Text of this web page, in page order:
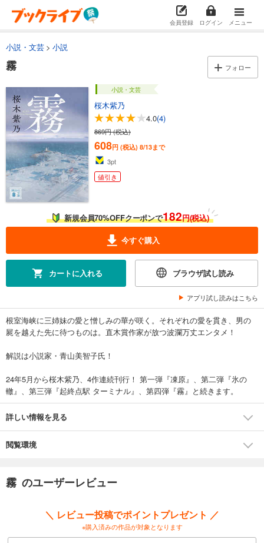
会員登録 ログイン メニュー
小説・文芸 小説
霧 フォロー
小説・文芸
桜木紫乃
4.0(4)
869円 (税込)
608円 (税込) 8/13まで
3pt
値引き
新規会員70%OFFクーポンで182円(税込)
今すぐ購入
カートに入れる ブラウザ試し読み
アプリ試し読みはこちら
根室海峡に三姉妹の愛と憎しみの華が咲く。それぞれの愛を貫き、男の
屍を越えた先に待つものは。直木賞作家が放つ波瀾万丈エンタメ！
解説は小説家・青山美智子氏！
24年5月から桜木紫乃、4作連続刊行！ 第一弾『凍原』、第二弾『氷の
轍』、第三弾『起終点駅 ターミナル』、第四弾『霧』と続きます。
詳しい情報を見る
閲覧環境
霧 のユーザーレビュー
＼ レビュー投稿でポイントプレゼント ／
※購入済みの作品が対象となります